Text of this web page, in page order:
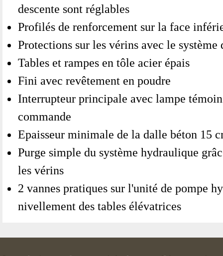
descente sont réglables
Profilés de renforcement sur la face
Protections sur les vérins avec le
Tables et rampes en tôle acier épais
Fini avec revêtement en poudre
Interrupteur principale avec lampe
commande
Epaisseur minimale de la dalle béton 15
Purge simple du système hydraulique
les vérins
2 vannes pratiques sur l'unité de pompe
nivellement des tables élévatrices